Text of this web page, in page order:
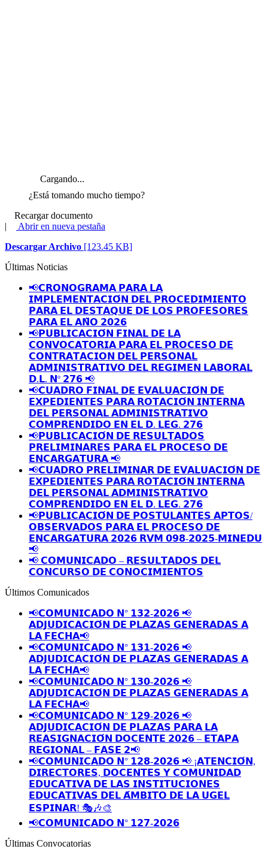
Cargando...
¿Está tomando mucho tiempo?
Recargar documento
|
Abrir en nueva pestaña
Descargar Archivo [123.45 KB]
Últimas Noticias
📢𝗖𝗥𝗢𝗡𝗢𝗚𝗥𝗔𝗠𝗔 𝗣𝗔𝗥𝗔 𝗟𝗔
𝗜𝗠𝗣𝗟𝗘𝗠𝗘𝗡𝗧𝗔𝗖𝗜𝗢́𝗡 𝗗𝗘𝗟 𝗣𝗥𝗢𝗖𝗘𝗗𝗜𝗠𝗜𝗘𝗡𝗧𝗢
𝗣𝗔𝗥𝗔 𝗘𝗟 𝗗𝗘𝗦𝗧𝗔𝗤𝗨𝗘 𝗗𝗘 𝗟𝗢𝗦 𝗣𝗥𝗢𝗙𝗘𝗦𝗢𝗥𝗘𝗦
𝗣𝗔𝗥𝗔 𝗘𝗟 𝗔𝗡̃𝗢 𝟮𝟬𝟮𝟲
📢𝗣𝗨𝗕𝗟𝗜𝗖𝗔𝗖𝗜𝗢́𝗡 𝗙𝗜𝗡𝗔𝗟 𝗗𝗘 𝗟𝗔
𝗖𝗢𝗡𝗩𝗢𝗖𝗔𝗧𝗢𝗥𝗜𝗔 𝗣𝗔𝗥𝗔 𝗘𝗟 𝗣𝗥𝗢𝗖𝗘𝗦𝗢 𝗗𝗘
𝗖𝗢𝗡𝗧𝗥𝗔𝗧𝗔𝗖𝗜𝗢𝗡 𝗗𝗘𝗟 𝗣𝗘𝗥𝗦𝗢𝗡𝗔𝗟
𝗔𝗗𝗠𝗜𝗡𝗜𝗦𝗧𝗥𝗔𝗧𝗜𝗩𝗢 𝗗𝗘𝗟 𝗥𝗘𝗚𝗜𝗠𝗘𝗡 𝗟𝗔𝗕𝗢𝗥𝗔𝗟
𝗗.𝗟. 𝗡º 𝟮𝟳𝟲 📢
📢𝗖𝗨𝗔𝗗𝗥𝗢 𝗙𝗜𝗡𝗔𝗟 𝗗𝗘 𝗘𝗩𝗔𝗟𝗨𝗔𝗖𝗜𝗢́𝗡 𝗗𝗘
𝗘𝗫𝗣𝗘𝗗𝗜𝗘𝗡𝗧𝗘𝗦 𝗣𝗔𝗥𝗔 𝗥𝗢𝗧𝗔𝗖𝗜𝗢́𝗡 𝗜𝗡𝗧𝗘𝗥𝗡𝗔
𝗗𝗘𝗟 𝗣𝗘𝗥𝗦𝗢𝗡𝗔𝗟 𝗔𝗗𝗠𝗜𝗡𝗜𝗦𝗧𝗥𝗔𝗧𝗜𝗩𝗢
𝗖𝗢𝗠𝗣𝗥𝗘𝗡𝗗𝗜𝗗𝗢 𝗘𝗡 𝗘𝗟 𝗗. 𝗟𝗘𝗚. 𝟮𝟳𝟲
📢𝗣𝗨𝗕𝗟𝗜𝗖𝗔𝗖𝗜𝗢́𝗡 𝗗𝗘 𝗥𝗘𝗦𝗨𝗟𝗧𝗔𝗗𝗢𝗦
𝗣𝗥𝗘𝗟𝗜𝗠𝗜𝗡𝗔𝗥𝗘𝗦 𝗣𝗔𝗥𝗔 𝗘𝗟 𝗣𝗥𝗢𝗖𝗘𝗦𝗢 𝗗𝗘
𝗘𝗡𝗖𝗔𝗥𝗚𝗔𝗧𝗨𝗥𝗔 📢
📢𝗖𝗨𝗔𝗗𝗥𝗢 𝗣𝗥𝗘𝗟𝗜𝗠𝗜𝗡𝗔𝗥 𝗗𝗘 𝗘𝗩𝗔𝗟𝗨𝗔𝗖𝗜𝗢́𝗡 𝗗𝗘
𝗘𝗫𝗣𝗘𝗗𝗜𝗘𝗡𝗧𝗘𝗦 𝗣𝗔𝗥𝗔 𝗥𝗢𝗧𝗔𝗖𝗜𝗢́𝗡 𝗜𝗡𝗧𝗘𝗥𝗡𝗔
𝗗𝗘𝗟 𝗣𝗘𝗥𝗦𝗢𝗡𝗔𝗟 𝗔𝗗𝗠𝗜𝗡𝗜𝗦𝗧𝗥𝗔𝗧𝗜𝗩𝗢
𝗖𝗢𝗠𝗣𝗥𝗘𝗡𝗗𝗜𝗗𝗢 𝗘𝗡 𝗘𝗟 𝗗. 𝗟𝗘𝗚. 𝟮𝟳𝟲
📢𝗣𝗨𝗕𝗟𝗜𝗖𝗔𝗖𝗜𝗢́𝗡 𝗗𝗘 𝗣𝗢𝗦𝗧𝗨𝗟𝗔𝗡𝗧𝗘𝗦 𝗔𝗣𝗧𝗢𝗦/
𝗢𝗕𝗦𝗘𝗥𝗩𝗔𝗗𝗢𝗦 𝗣𝗔𝗥𝗔 𝗘𝗟 𝗣𝗥𝗢𝗖𝗘𝗦𝗢 𝗗𝗘
𝗘𝗡𝗖𝗔𝗥𝗚𝗔𝗧𝗨𝗥𝗔 𝟮𝟬𝟮𝟲 𝗥𝗩𝗠 𝟬𝟵𝟴-𝟮𝟬𝟮𝟱-𝗠𝗜𝗡𝗘𝗗𝗨
📢
📢 𝗖𝗢𝗠𝗨𝗡𝗜𝗖𝗔𝗗𝗢 – 𝗥𝗘𝗦𝗨𝗟𝗧𝗔𝗗𝗢𝗦 𝗗𝗘𝗟
𝗖𝗢𝗡𝗖𝗨𝗥𝗦𝗢 𝗗𝗘 𝗖𝗢𝗡𝗢𝗖𝗜𝗠𝗜𝗘𝗡𝗧𝗢𝗦
Últimos Comunicados
📢𝗖𝗢𝗠𝗨𝗡𝗜𝗖𝗔𝗗𝗢 𝗡° 𝟭𝟯𝟮-𝟮𝟬𝟮𝟲 📢
𝗔𝗗𝗝𝗨𝗗𝗜𝗖𝗔𝗖𝗜𝗢́𝗡 𝗗𝗘 𝗣𝗟𝗔𝗭𝗔𝗦 𝗚𝗘𝗡𝗘𝗥𝗔𝗗𝗔𝗦 𝗔
𝗟𝗔 𝗙𝗘𝗖𝗛𝗔📢
📢𝗖𝗢𝗠𝗨𝗡𝗜𝗖𝗔𝗗𝗢 𝗡° 𝟭𝟯𝟭-𝟮𝟬𝟮𝟲 📢
𝗔𝗗𝗝𝗨𝗗𝗜𝗖𝗔𝗖𝗜𝗢́𝗡 𝗗𝗘 𝗣𝗟𝗔𝗭𝗔𝗦 𝗚𝗘𝗡𝗘𝗥𝗔𝗗𝗔𝗦 𝗔
𝗟𝗔 𝗙𝗘𝗖𝗛𝗔📢
📢𝗖𝗢𝗠𝗨𝗡𝗜𝗖𝗔𝗗𝗢 𝗡° 𝟭𝟯𝟬-𝟮𝟬𝟮𝟲 📢
𝗔𝗗𝗝𝗨𝗗𝗜𝗖𝗔𝗖𝗜𝗢́𝗡 𝗗𝗘 𝗣𝗟𝗔𝗭𝗔𝗦 𝗚𝗘𝗡𝗘𝗥𝗔𝗗𝗔𝗦 𝗔
𝗟𝗔 𝗙𝗘𝗖𝗛𝗔📢
📢𝗖𝗢𝗠𝗨𝗡𝗜𝗖𝗔𝗗𝗢 𝗡° 𝟭𝟮𝟵-𝟮𝟬𝟮𝟲 📢
𝗔𝗗𝗝𝗨𝗗𝗜𝗖𝗔𝗖𝗜𝗢́𝗡 𝗗𝗘 𝗣𝗟𝗔𝗭𝗔𝗦 𝗣𝗔𝗥𝗔 𝗟𝗔
𝗥𝗘𝗔𝗦𝗜𝗚𝗡𝗔𝗖𝗜𝗢́𝗡 𝗗𝗢𝗖𝗘𝗡𝗧𝗘 𝟮𝟬𝟮𝟲 – 𝗘𝗧𝗔𝗣𝗔
𝗥𝗘𝗚𝗜𝗢𝗡𝗔𝗟 – 𝗙𝗔𝗦𝗘 𝟮📢
📢𝗖𝗢𝗠𝗨𝗡𝗜𝗖𝗔𝗗𝗢 𝗡° 𝟭𝟮𝟴-𝟮𝟬𝟮𝟲 📢 ¡𝗔𝗧𝗘𝗡𝗖𝗜𝗢́𝗡,
𝗗𝗜𝗥𝗘𝗖𝗧𝗢𝗥𝗘𝗦, 𝗗𝗢𝗖𝗘𝗡𝗧𝗘𝗦 𝗬 𝗖𝗢𝗠𝗨𝗡𝗜𝗗𝗔𝗗
𝗘𝗗𝗨𝗖𝗔𝗧𝗜𝗩𝗔 𝗗𝗘 𝗟𝗔𝗦 𝗜𝗡𝗦𝗧𝗜𝗧𝗨𝗖𝗜𝗢𝗡𝗘𝗦
𝗘𝗗𝗨𝗖𝗔𝗧𝗜𝗩𝗔𝗦 𝗗𝗘𝗟 𝗔́𝗠𝗕𝗜𝗧𝗢 𝗗𝗘 𝗟𝗔 𝗨𝗚𝗘𝗟
𝗘𝗦𝗣𝗜𝗡𝗔𝗥! 🎭🎶🎨
📢𝗖𝗢𝗠𝗨𝗡𝗜𝗖𝗔𝗗𝗢 𝗡° 𝟭𝟮𝟳-𝟮𝟬𝟮𝟲
Últimas Convocatorias